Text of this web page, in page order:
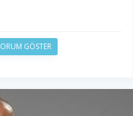
GÖSTER